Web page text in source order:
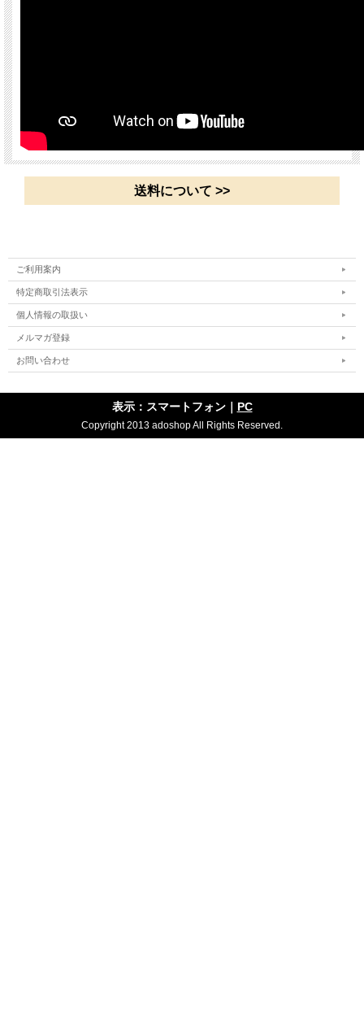
』と一緒に遊んでも楽しい！
送料について >>
ご利用案内
特定商取引法表示
個人情報の取扱い
メルマガ登録
お問い合わせ
表示：スマートフォン｜ PC
Copyright 2013 adoshop All Rights Reserved.